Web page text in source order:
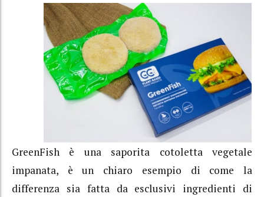
GreenFish è una saporita cotoletta vegetale
impanata, è un chiaro esempio di come la
differenza sia fatta da esclusivi ingredienti di